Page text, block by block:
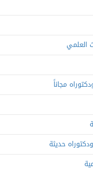
العلمي
مجاناً
حديثة